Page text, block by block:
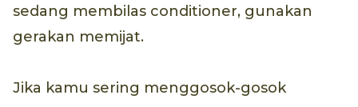
sedang membilas conditioner, gunakan
gerakan memijat.
Jika kamu sering menggosok-gosok